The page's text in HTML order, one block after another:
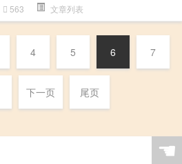
563 文章列表
4 5 6 7
下一页 尾页
☚